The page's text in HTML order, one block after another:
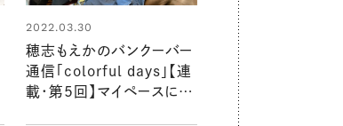
2022.03.30
穂志もえかのバンクーバー
通信「colorful days」【連
載・第5回】マイペースに続